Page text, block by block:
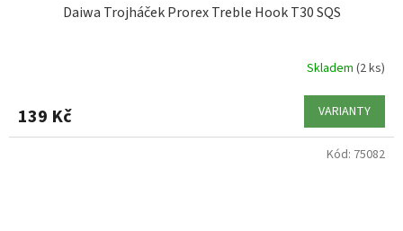
Daiwa Trojháček Prorex Treble Hook T30 SQS
Skladem (2 ks)
139 Kč VARIANTY
Kód: 75082